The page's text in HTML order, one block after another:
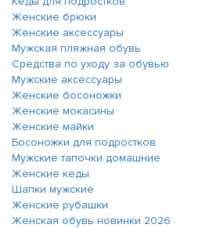
Женские брюки
Женские аксессуары
Мужская пляжная обувь
Средства по уходу за обувью
Мужские аксессуары
Женские босоножки
Женские мокасины
Женские майки
Босоножки для подростков
Мужские тапочки домашние
Женские кеды
Шапки мужские
Женские рубашки
Женская обувь новинки 2026